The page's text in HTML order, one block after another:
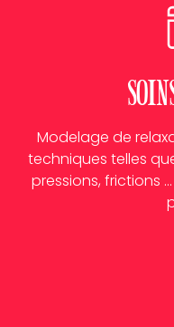
Modelage de
techniques telles
pressions, frictions